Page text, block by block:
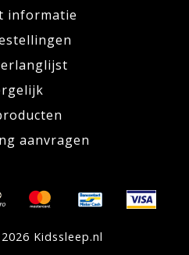
informatie
aanvragen
Kidssleep.nl